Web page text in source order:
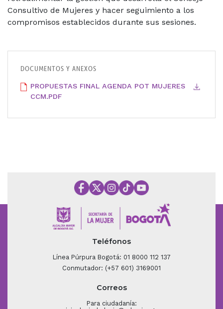
Consultivo de Mujeres y hacer seguimiento a los
compromisos establecidos durante sus sesiones.
PROPUESTAS FINAL AGENDA POT MUJERES
CCM.PDF
Teléfonos
Línea Púrpura Bogotá: 01 8000 112 137
Conmutador: (+57 601) 3169001
Correos
Para ciudadanía: